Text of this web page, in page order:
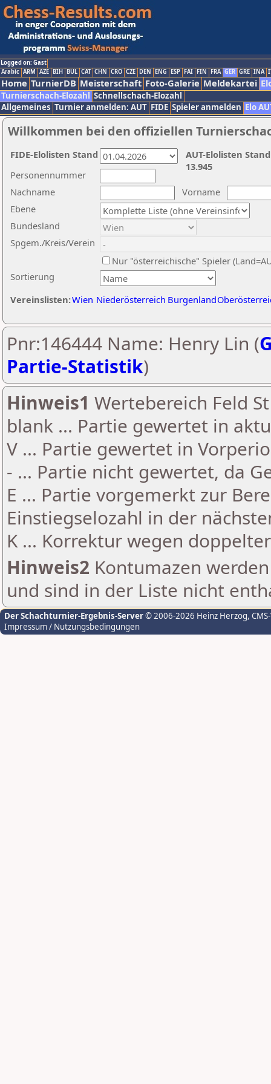
Logged on: Gast
Arabic ARM AZE BIH BUL CAT CHN CRO CZE DEN ENG ESP FAI FIN FRA GER GRE INA
Home TurnierDB Meisterschaft Foto-Galerie Meldekartei
Turnierschach-Elozahl Schnellschach-Elozahl
Allgemeines Turnier anmelden: AUT FIDE Spieler anmelden Elo
Willkommen bei den offiziellen
Nachname
Vorname
Ebene
Sortierung
Personennummer
Bundesland
Spgem./Kreis/Verein
Nur "österreichische" Spieler
Vereinslisten:Wien Niederösterreich Burgenland
AUT-Elolisten
13.945
FIDE-Elolisten Stand
Pnr:146444 Name: Henry Lin (
Partie-Statistik)
Hinweis1 Wertebereich Feld
blank ... Partie gewertet in
V ... Partie gewertet in
- ... Partie nicht gewertet, da
E ... Partie vorgemerkt zur
Einstiegselozahl in der
K ... Korrektur wegen
Hinweis2 Kontumazen
und sind in der Liste nicht
Der Schachturnier-Ergebnis-Server© 2006-2026 Heinz Herzog,
Impressum / Nutzungsbedingungen